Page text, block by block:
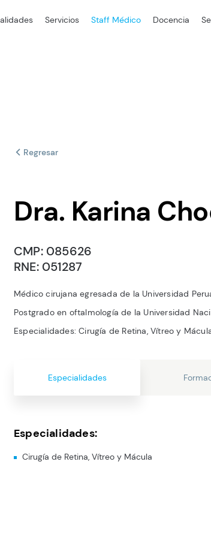
Servicios Staff Médico Docencia
Regresar
Dra. Karina
CMP: 085626
RNE: 051287
Médico cirujana egresada de la Universidad
Postgrado en oftalmología de la Universidad
Especialidades: Cirugía de Retina, Vítreo y
Especialidades
Especialidades:
Cirugía de Retina, Vítreo y Mácula